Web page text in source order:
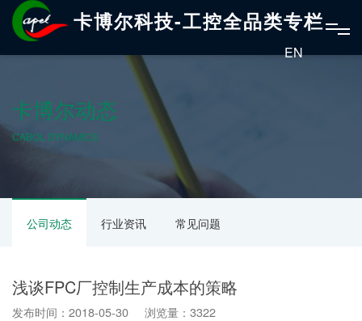
卡博尔科技-工控全品类专栏
EN
卡博尔动态
CABOL DYNAMICS
公司动态 行业资讯 常见问题
浅谈FPC厂控制生产成本的策略
发布时间：2018-05-30 浏览量：3322